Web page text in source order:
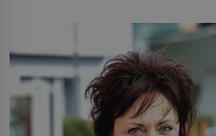
Jsme spolu moc rádi Tehdy byla